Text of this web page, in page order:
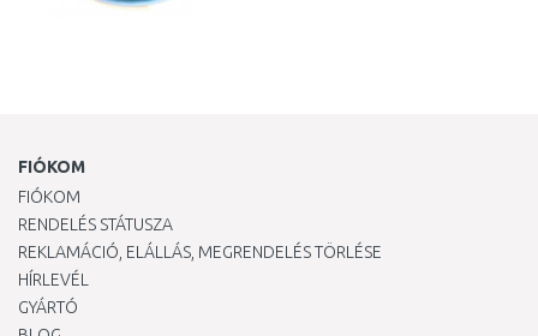
FIÓKOM
FIÓKOM
RENDELÉS STÁTUSZA
REKLAMÁCIÓ, ELÁLLÁS, MEGRENDELÉS TÖRLÉSE
HÍRLEVÉL
GYÁRTÓ